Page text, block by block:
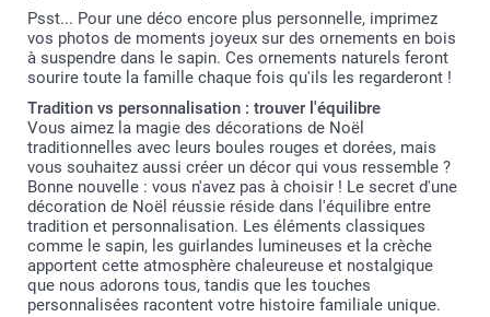
Psst... Pour une déco encore plus personnelle, imprimez
vos photos de moments joyeux sur des ornements en bois
à suspendre dans le sapin. Ces ornements naturels feront
sourire toute la famille chaque fois qu'ils les regarderont !
Tradition vs personnalisation : trouver l'équilibre
Vous aimez la magie des décorations de Noël
traditionnelles avec leurs boules rouges et dorées, mais
vous souhaitez aussi créer un décor qui vous ressemble ?
Bonne nouvelle : vous n'avez pas à choisir ! Le secret d'une
décoration de Noël réussie réside dans l'équilibre entre
tradition et personnalisation. Les éléments classiques
comme le sapin, les guirlandes lumineuses et la crèche
apportent cette atmosphère chaleureuse et nostalgique
que nous adorons tous, tandis que les touches
personnalisées racontent votre histoire familiale unique.